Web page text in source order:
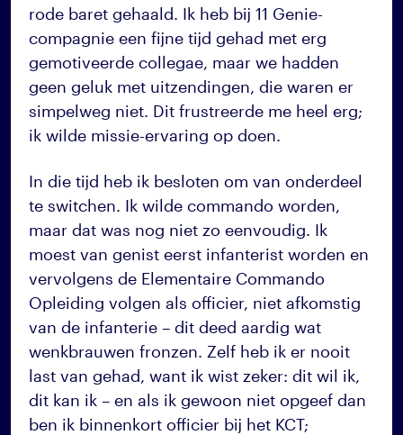
rode baret gehaald. Ik heb bij 11 Genie-
compagnie een fijne tijd gehad met erg
gemotiveerde collegae, maar we hadden
geen geluk met uitzendingen, die waren er
simpelweg niet. Dit frustreerde me heel erg;
ik wilde missie-ervaring op doen.
In die tijd heb ik besloten om van onderdeel
te switchen. Ik wilde commando worden,
maar dat was nog niet zo eenvoudig. Ik
moest van genist eerst infanterist worden en
vervolgens de Elementaire Commando
Opleiding volgen als officier, niet afkomstig
van de infanterie – dit deed aardig wat
wenkbrauwen fronzen. Zelf heb ik er nooit
last van gehad, want ik wist zeker: dit wil ik,
dit kan ik – en als ik gewoon niet opgeef dan
ben ik binnenkort officier bij het KCT;